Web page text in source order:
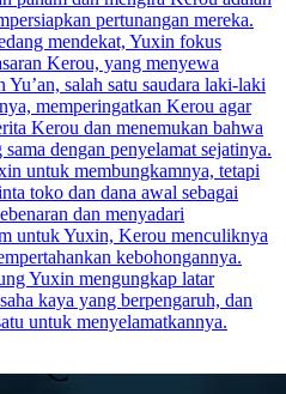
pertunangan mereka.
mendekat, Yuxin fokus
Kerou, yang menyewa
salah satu saudara laki-laki
memperingatkan Kerou agar
Kerou dan menemukan bahwa
dengan penyelamat sejatinya.
untuk membungkamnya, tetapi
toko dan dana awal sebagai
dan menyadari
untuk Yuxin, Kerou menculiknya
kebohongannya.
Yuxin mengungkap latar
kaya yang berpengaruh, dan
untuk menyelamatkannya.